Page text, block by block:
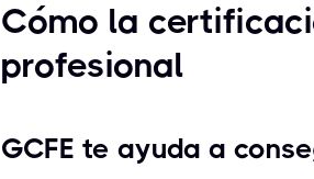
Cómo la
profesional
GCFE te ayuda a